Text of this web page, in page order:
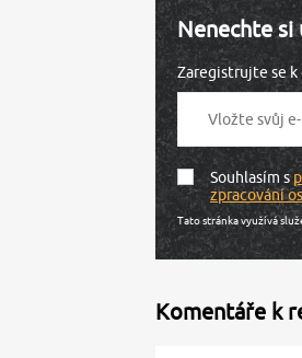
Nenechte si
Zaregistrujte se k
Souhlasím s
zpracování
Tato stránka využívá
Komentáře k